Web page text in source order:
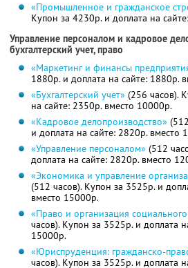
«Промышленное и гражданское
Купон за 4230р. и доплата на
Управление персоналом и кадровое
бухгалтерский учет, право
«Маркетинг и финансы
1880р. и доплата на сайте: 1880р.
«Бухгалтерский учет» (256 часов).
на сайте: 2350р. вместо 10000р.
«Кадровое делопроизводство»
и доплата на сайте: 2820р. вместо
«Управление персоналом» (512
доплата на сайте: 2820р. вместо
«Экономика и управление
(512 часов). Купон за 3525р. и
вместо 15000р.
«Право и организация
часов). Купон за 3525р. и доплата
15000р.
«Юриспруденция: гражданско-
часов). Купон за 3525р. и доплата